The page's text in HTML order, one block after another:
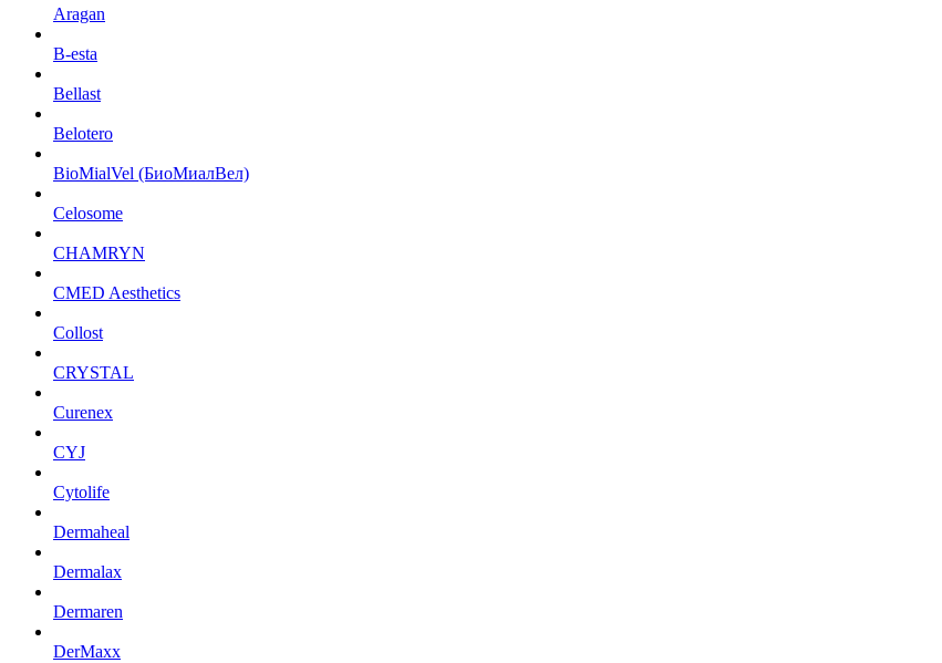
Aragan
B-esta
Bellast
Belotero
BioMialVel (БиоМиалВел)
Celosome
CHAMRYN
CMED Aesthetics
Collost
CRYSTAL
Curenex
CYJ
Cytolife
Dermaheal
Dermalax
Dermaren
DerMaxx